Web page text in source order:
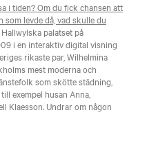
i tiden? Om du fick chansen att
levde då, vad skulle du
palatset på
i en interaktiv digital visning
rikaste par, Wilhelmina
mest moderna och
som skötte städning,
exempel husan Anna,
Klaesson. Undrar om någon